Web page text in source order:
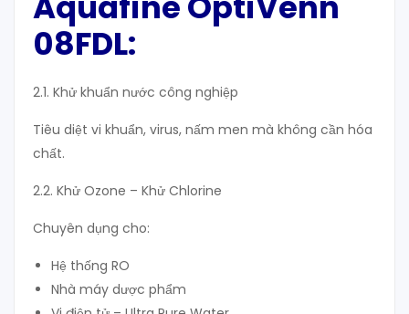
08FDL:
2.1. Khử khuẩn nước công nghiệp
Tiêu diệt vi khuẩn, virus, nấm men mà không cần hóa
chất.
2.2. Khử Ozone – Khử Chlorine
Chuyên dụng cho:
Hệ thống RO
Nhà máy dược phẩm